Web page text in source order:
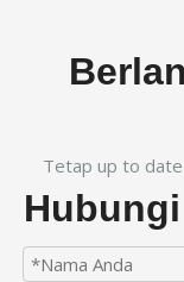
Tetap up to